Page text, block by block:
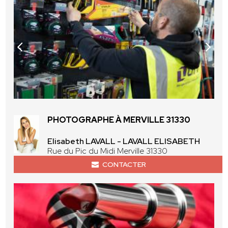
PHOTOGRAPHE À MERVILLE 31330
Elisabeth LAVALL - LAVALL ELISABETH
Rue du Pic du Midi Merville 31330
CONTACTER